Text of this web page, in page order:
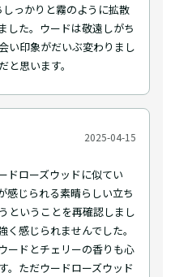
っかりと霧のように拡散
した。ウードは敬遠しがち
い印象がだいぶ変わりまし
思います。
2025-04-15
ドローズウッドに似てい
感じられる素晴らしい立ち
ということを再確認しまし
感じられませんでした。
ードとチェリーの香りも心
。ただウードローズウッド